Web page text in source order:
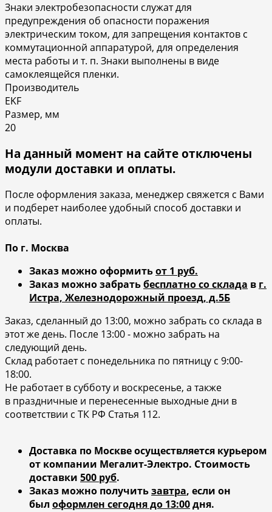
Знаки электробезопасности служат для
предупреждения об опасности поражения
электрическим током, для запрещения контактов с
коммутационной аппаратурой, для определения
места работы и т. п. Знаки выполнены в виде
самоклеящейся пленки.
Производитель
EKF
Размер, мм
20
На данный момент на сайте отключены
модули доставки и оплаты.
После оформления заказа, менеджер свяжется с Вами
и подберет наиболее удобный способ доставки и
оплаты.
По г. Москва
Заказ можно оформитьот 1 руб.
Заказ можно забратьбесплатно со склада в г.
Истра, Железнодорожный проезд, д.5Б
Заказ, сделанный до 13:00, можно забрать со склада в
этот же день. После 13:00 - можно забрать на
следующий день.
Склад работает с понедельника по пятницу с 9:00-
18:00.
Не работает в субботу и воскресенье, а также
в праздничные и перенесенные выходные дни в
соответствии с ТК РФ Статья 112.
Доставка по Москве осуществляется курьером
от компании Мегалит-Электро. Стоимость
доставки 500 руб.
Заказ можно получитьзавтра, если он
был оформлен сегодня до 13:00дня.